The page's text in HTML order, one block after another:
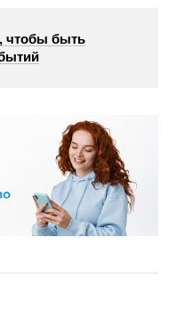
чтобы быть